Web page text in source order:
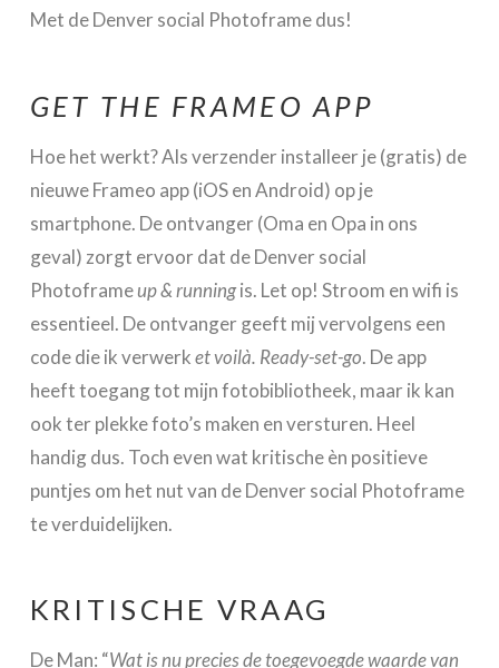
Met de Denver social Photoframe dus!
GET THE FRAMEO APP
Hoe het werkt? Als verzender installeer je (gratis) de
nieuwe Frameo app (iOS en Android) op je
smartphone. De ontvanger (Oma en Opa in ons
geval) zorgt ervoor dat de Denver social
Photoframeup & runningis. Let op! Stroom en wifi is
essentieel. De ontvanger geeft mij vervolgens een
code die ik verwerket voilà. Ready-set-go. De app
heeft toegang tot mijn fotobibliotheek, maar ik kan
ook ter plekke foto’s maken en versturen. Heel
handig dus. Toch even wat kritische èn positieve
puntjes om het nut van de Denver social Photoframe
te verduidelijken.
KRITISCHE VRAAG
De Man: “Wat is nu precies de toegevoegde waarde van